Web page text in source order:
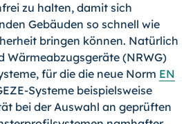
zu halten, damit sich
Gebäuden so schnell wie
bringen können. Natürlich
Wärmeabzugsgeräte (NRWG)
für die die neue Norm EN
Systeme beispielsweise
bei der Auswahl an geprüften